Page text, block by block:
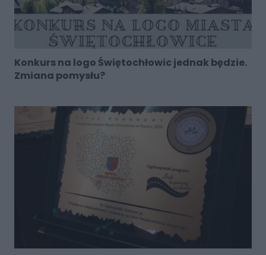
Konkurs na logo Świętochłowic jednak będzie.
Zmiana pomysłu?